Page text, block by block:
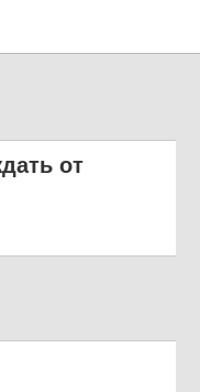
от